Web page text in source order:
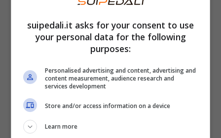
2021: Tadej Pogačar (Slo)
2020: Primož Roglič (Slo)
2019: Jakob Fuglsang (Dan)
2018: Bob Jungels (Lux)
2017: Alejandro Valverde (Spa)
2016: Wout Poels (Ned)
2013: Daniel Martin (Irl)
suipedali.it asks for your consent to use
your personal data for the following
purposes:
Personalised advertising and content, advertising and
content measurement, audience research and
services development
Store and/or access information on a device
Learn more